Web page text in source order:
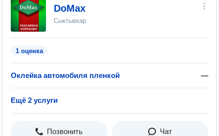
DoMax
Сыктывкар
1 оценка
Оклейка автомобиля пленкой —
Ещё 2 услуги
Позвонить Чат